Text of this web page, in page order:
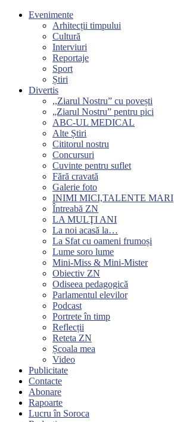
Evenimente
Arhitecții timpului
Cultură
Interviuri
Reportaje
Sport
Știri
Divertis
,,Ziarul Nostru” cu povești
„Ziarul Nostru” pentru pici
ABC-UL MEDICAL
Alte Știri
Cititorul nostru
Concursuri
Cuvinte pentru suflet
Fără cravată
Galerie foto
INIMI MICI,TALENTE MARI
Întreabă ZN
LA MULŢI ANI
La noi acasă la…
La Sfat cu oameni frumoși
Lume soro lume
Mini-Miss & Mini-Mister
Obiectiv ZN
Odiseea pedagogică
Parlamentul elevilor
Podcast
Portrete în timp
Reflecții
Reteta ZN
Școala mea
Video
Publicitate
Contacte
Abonare
Rapoarte
Lucru în Soroca